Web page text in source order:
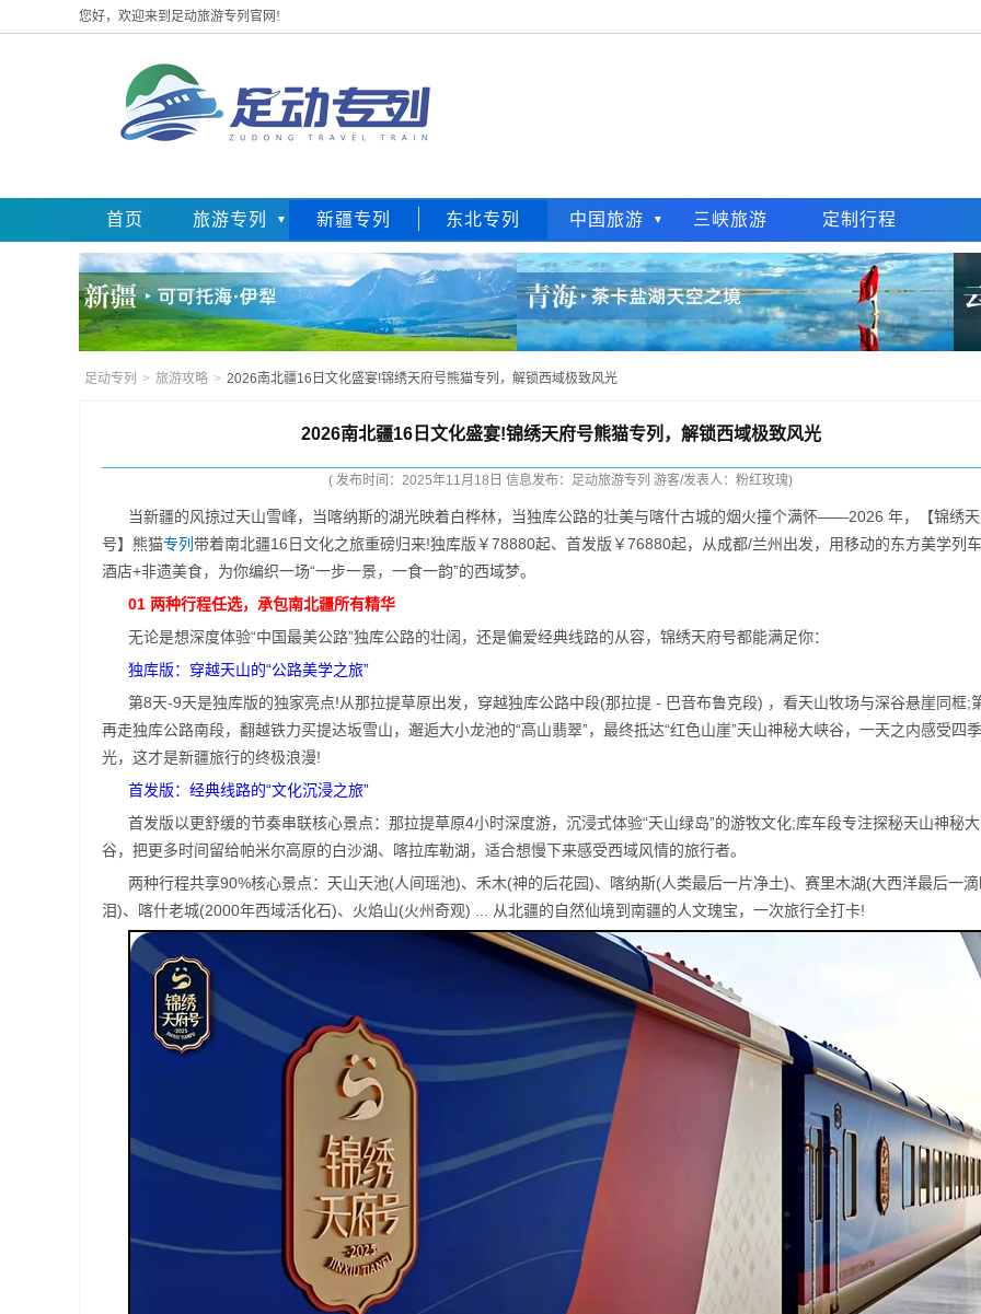
您好，欢迎来到足动旅游专列官网!
首页 旅游专列 新疆专列 东北专列 中国旅游 三峡旅游 定制行程
足动专列 > 旅游攻略 > 2026南北疆16日文化盛宴!锦绣天府号熊猫专列，解锁西域极致风光
2026南北疆16日文化盛宴!锦绣天府号熊猫专列，解锁西域极致风光
( 发布时间：2025年11月18日 信息发布：足动旅游专列 游客/发表人：粉红玫瑰)
当新疆的风掠过天山雪峰，当喀纳斯的湖光映着白桦林，当独库公路的壮美与喀什古城的烟火撞个满怀——2026 年，【锦绣
号】熊猫专列 带着南北疆16日文化之旅重磅归来!独库版￥78880起、首发版￥76880起，从成都/兰州出发，用移动的东方美学列
酒店+非遗美食，为你编织一场“一步一景，一食一韵”的西域梦。
01 两种行程任选，承包南北疆所有精华
无论是想深度体验“中国最美公路”独库公路的壮阔，还是偏爱经典线路的从容，锦绣天府号都能满足你：
独库版：穿越天山的“公路美学之旅”
第8天-9天是独库版的独家亮点!从那拉提草原出发，穿越独库公路中段(那拉提 - 巴音布鲁克段) ，看天山牧场与深谷悬崖同框;
再走独库公路南段，翻越铁力买提达坂雪山，邂逅大小龙池的“高山翡翠”，最终抵达“红色山崖”天山神秘大峡谷，一天之内感受四
光，这才是新疆旅行的终极浪漫!
首发版：经典线路的“文化沉浸之旅”
首发版以更舒缓的节奏串联核心景点：那拉提草原4小时深度游，沉浸式体验“天山绿岛”的游牧文化;库车段专注探秘天山神秘
谷，把更多时间留给帕米尔高原的白沙湖、喀拉库勒湖，适合想慢下来感受西域风情的旅行者。
两种行程共享90%核心景点：天山天池(人间瑶池)、禾木(神的后花园)、喀纳斯(人类最后一片净土)、赛里木湖(大西洋最后一
泪)、喀什老城(2000年西域活化石)、火焰山(火州奇观) ... 从北疆的自然仙境到南疆的人文瑰宝，一次旅行全打卡!